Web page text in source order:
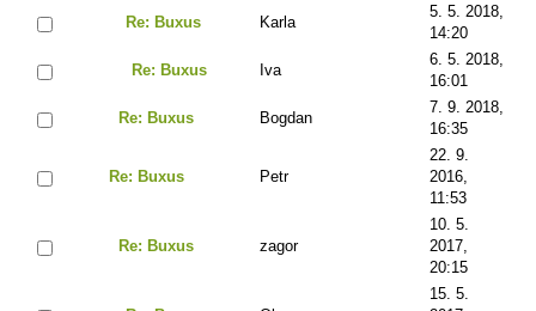
Re: Buxus Karla
5. 5. 2018,
14:20
Re: Buxus Iva
6. 5. 2018,
16:01
Re: Buxus Bogdan
7. 9. 2018,
16:35
Re: Buxus Petr
22. 9.
2016,
11:53
Re: Buxus zagor
10. 5.
2017,
20:15
15. 5.